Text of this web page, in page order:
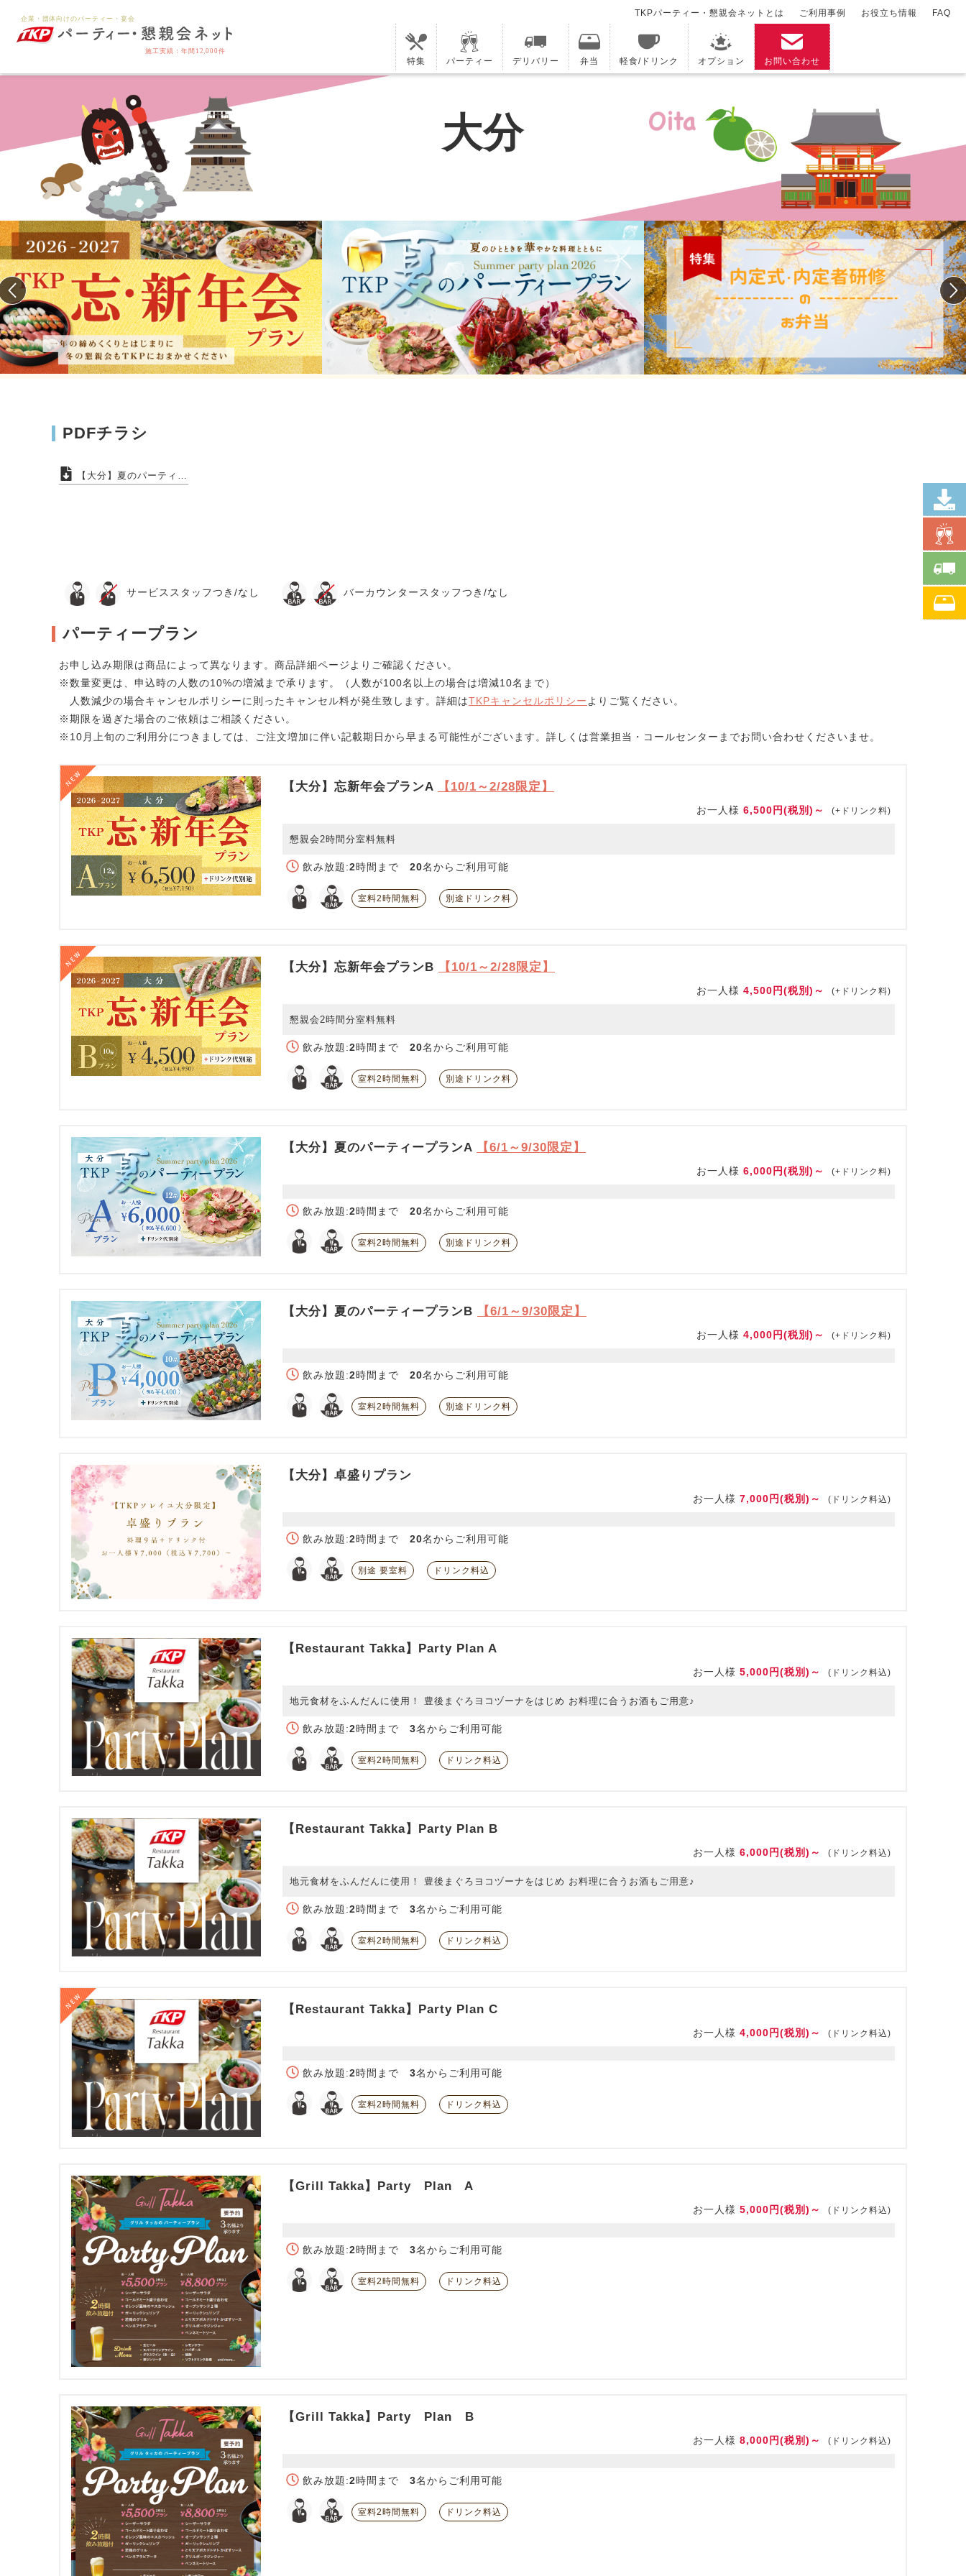
特集 パーティー デリバリー 弁当 軽食/ドリンク オプション お問い合わせ
TKPパーティー・懇親会ネットとは ご利用事例 お役立ち情報 FAQ
大分
PDFチラシ
【大分】夏のパーティープラン
サービススタッフつき/なし バーカウンタースタッフつき/なし
パーティープラン
お申し込み期限は商品によって異なります。商品詳細ページよりご確認ください。
※数量変更は、申込時の人数の10%の増減まで承ります。（人数が100名以上の場合は増減10名まで）
人数減少の場合キャンセルポリシーに則ったキャンセル料が発生致します。詳細はTKPキャンセルポリシー よりご覧ください。
※期限を過ぎた場合のご依頼はご相談ください。
※10月上旬のご利用分につきましては、ご注文増加に伴い記載期日から早まる可能性がございます。詳しくは営業担当・コールセンターまでお問い合わせくださいませ。
【大分】忘新年会プランA 【10/1～2/28限定】
お一人様 6,500円(税別)～ (+ドリンク料)
懇親会2時間分室料無料
飲み放題:2時間まで 20名からご利用可能
室料2時間無料 別途ドリンク料
【大分】忘新年会プランB 【10/1～2/28限定】
お一人様 4,500円(税別)～ (+ドリンク料)
懇親会2時間分室料無料
飲み放題:2時間まで 20名からご利用可能
室料2時間無料 別途ドリンク料
【大分】夏のパーティープランA 【6/1～9/30限定】
お一人様 6,000円(税別)～ (+ドリンク料)
飲み放題:2時間まで 20名からご利用可能
室料2時間無料 別途ドリンク料
【大分】夏のパーティープランB 【6/1～9/30限定】
お一人様 4,000円(税別)～ (+ドリンク料)
飲み放題:2時間まで 20名からご利用可能
室料2時間無料 別途ドリンク料
【大分】卓盛りプラン
お一人様 7,000円(税別)～ (ドリンク料込)
飲み放題:2時間まで 20名からご利用可能
別途 要室料 ドリンク料込
【Restaurant Takka】Party Plan A
お一人様 5,000円(税別)～ (ドリンク料込)
地元食材をふんだんに使用！ 豊後まぐろヨコヅーナをはじめ お料理に合うお酒もご用意♪
飲み放題:2時間まで 3名からご利用可能
室料2時間無料 ドリンク料込
【Restaurant Takka】Party Plan B
お一人様 6,000円(税別)～ (ドリンク料込)
地元食材をふんだんに使用！ 豊後まぐろヨコヅーナをはじめ お料理に合うお酒もご用意♪
飲み放題:2時間まで 3名からご利用可能
室料2時間無料 ドリンク料込
【Restaurant Takka】Party Plan C
お一人様 4,000円(税別)～ (ドリンク料込)
飲み放題:2時間まで 3名からご利用可能
室料2時間無料 ドリンク料込
【Grill Takka】Party Plan A
お一人様 5,000円(税別)～ (ドリンク料込)
飲み放題:2時間まで 3名からご利用可能
室料2時間無料 ドリンク料込
【Grill Takka】Party Plan B
お一人様 8,000円(税別)～ (ドリンク料込)
飲み放題:2時間まで 3名からご利用可能
室料2時間無料 ドリンク料込